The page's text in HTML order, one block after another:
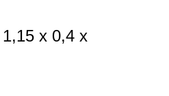
х 0,4 х